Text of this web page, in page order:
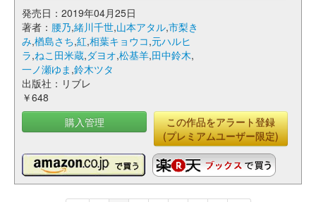
発売日：2019年04月25日
著者： 腰乃,緒川千世,山本アタル,市梨き
み,楢島さち,紅,相葉キョウコ,元ハルヒ
ラ,ねこ田米蔵,ダヨオ,松基羊,田中鈴木,
一ノ瀬ゆま ,鈴木ツタ
出版社：リブレ
￥648
購入管理
この作品をアラート登録
(プレミアムユーザー限定)